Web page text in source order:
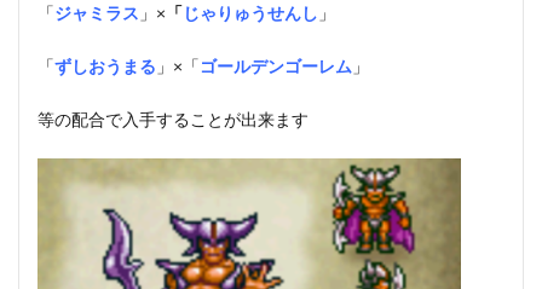
「ジャミラス 」× 「じゃりゅうせんし 」
「ずしおうまる 」×「ゴールデンゴーレム 」
等の配合で入手することが出来ます